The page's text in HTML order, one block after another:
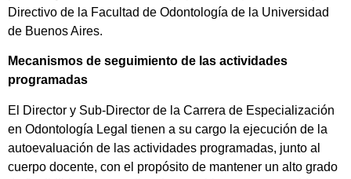
Directivo de la Facultad de Odontología de la Universidad
de Buenos Aires.
Mecanismos de seguimiento de las actividades
programadas
El Director y Sub-Director de la Carrera de Especialización
en Odontología Legal tienen a su cargo la ejecución de la
autoevaluación de las actividades programadas, junto al
cuerpo docente, con el propósito de mantener un alto grado